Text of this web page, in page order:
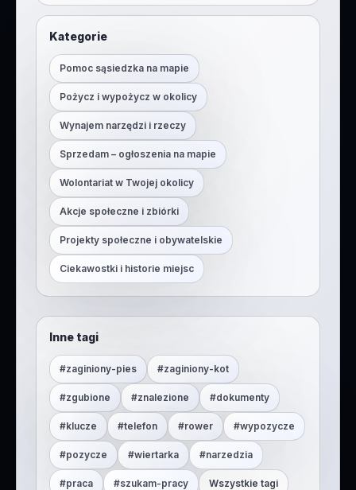
Kategorie
Pomoc sąsiedzka na mapie
Pożycz i wypożycz w okolicy
Wynajem narzędzi i rzeczy
Sprzedam – ogłoszenia na mapie
Wolontariat w Twojej okolicy
Akcje społeczne i zbiórki
Projekty społeczne i obywatelskie
Ciekawostki i historie miejsc
Inne tagi
#zaginiony-pies #zaginiony-kot
#zgubione #znalezione #dokumenty
#klucze #telefon #rower #wypozycze
#pozycze #wiertarka #narzedzia
#praca #szukam-pracy Wszystkie tagi